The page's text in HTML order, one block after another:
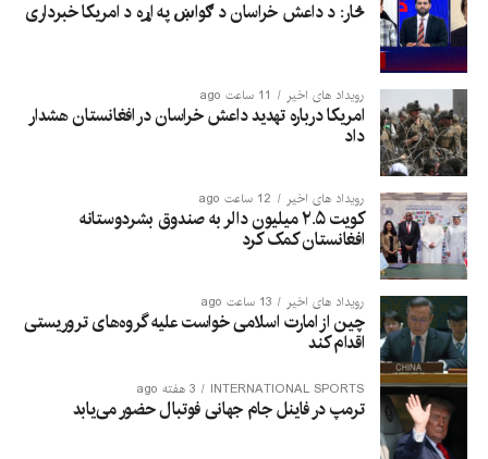
څار: د داعش خراسان د ګواښ په اړه د امریکا خبرداری
رویداد های اخیر 11 ساعت ago
امریکا درباره تهدید داعش خراسان در افغانستان هشدار
داد
رویداد های اخیر 12 ساعت ago
کویت ۲.۵ میلیون دالر به صندوق بشردوستانه
افغانستان کمک کرد
رویداد های اخیر 13 ساعت ago
چین از امارت اسلامی خواست علیه گروه‌های تروریستی
اقدام کند
INTERNATIONAL SPORTS 3 هفته ago
ترمپ در فاینل جام جهانی فوتبال حضور می‌یابد